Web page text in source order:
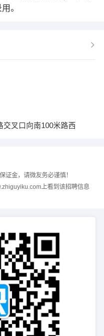
。
交叉口向南100米路西
证金，请微友务必谨慎！
上看到该招聘信息